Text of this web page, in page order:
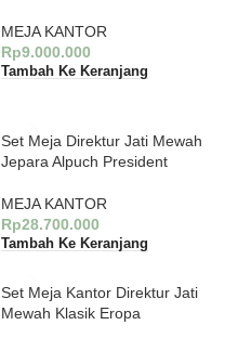
MEJA KANTOR
Rp9.000.000
Tambah Ke Keranjang
Set Meja Direktur Jati Mewah
Jepara Alpuch President
MEJA KANTOR
Rp28.700.000
Tambah Ke Keranjang
Set Meja Kantor Direktur Jati
Mewah Klasik Eropa